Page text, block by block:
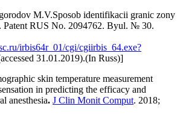
M.V.Sposob identifikacii granic zony
Patent RUS No. 2094762. Byul. № 30.
irbis64r_01/cgi/cgiirbis_64.exe?
31.01.2019).(In Russ)]
skin temperature measurement
in predicting the efficacy and
anesthesia. J Clin Monit Comput. 2018;